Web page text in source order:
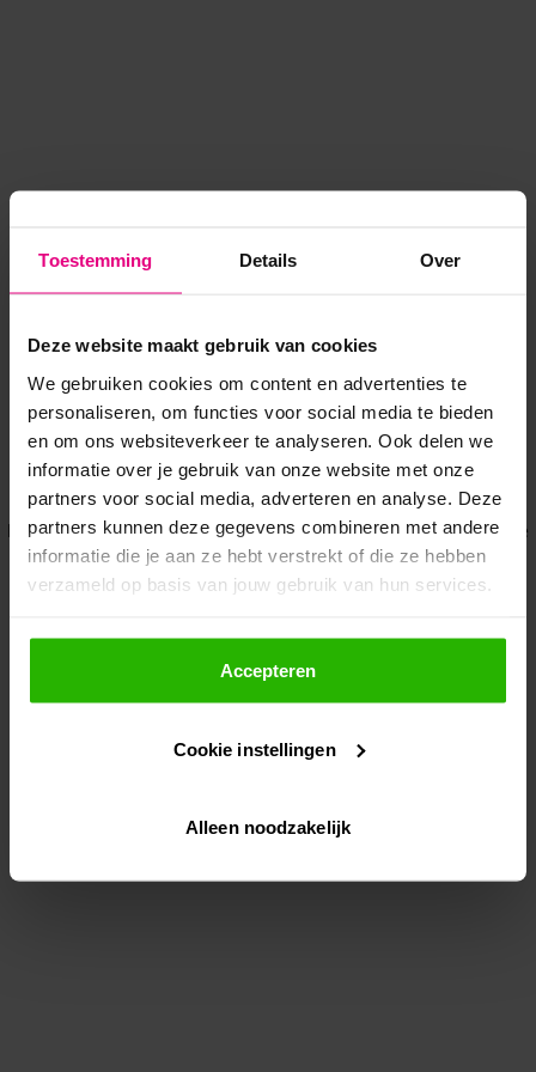
Toestemming Details Over
Deze website maakt gebruik van cookies
We gebruiken cookies om content en advertenties te
personaliseren, om functies voor social media te bieden
en om ons websiteverkeer te analyseren. Ook delen we
informatie over je gebruik van onze website met onze
partners voor social media, adverteren en analyse. Deze
partners kunnen deze gegevens combineren met andere
informatie die je aan ze hebt verstrekt of die ze hebben
verzameld op basis van jouw gebruik van hun services.
Als je op "Accepteer" klikt, dan geef je Voordeeluitjes.nl
toestemming om cookies voor social media en
gepersonaliseerde advertenties te plaatsen.
Lees hier meer over in onsprivacybeleid
Via "Cookie instellingen" kun je ook zelf instellen welke
Accepteren
Cookie instellingen
Alleen noodzakelijk
Application error: a client-side exception has occurred while
loadingwww.voordeeluitjes.nl (see the browser console for more
information).